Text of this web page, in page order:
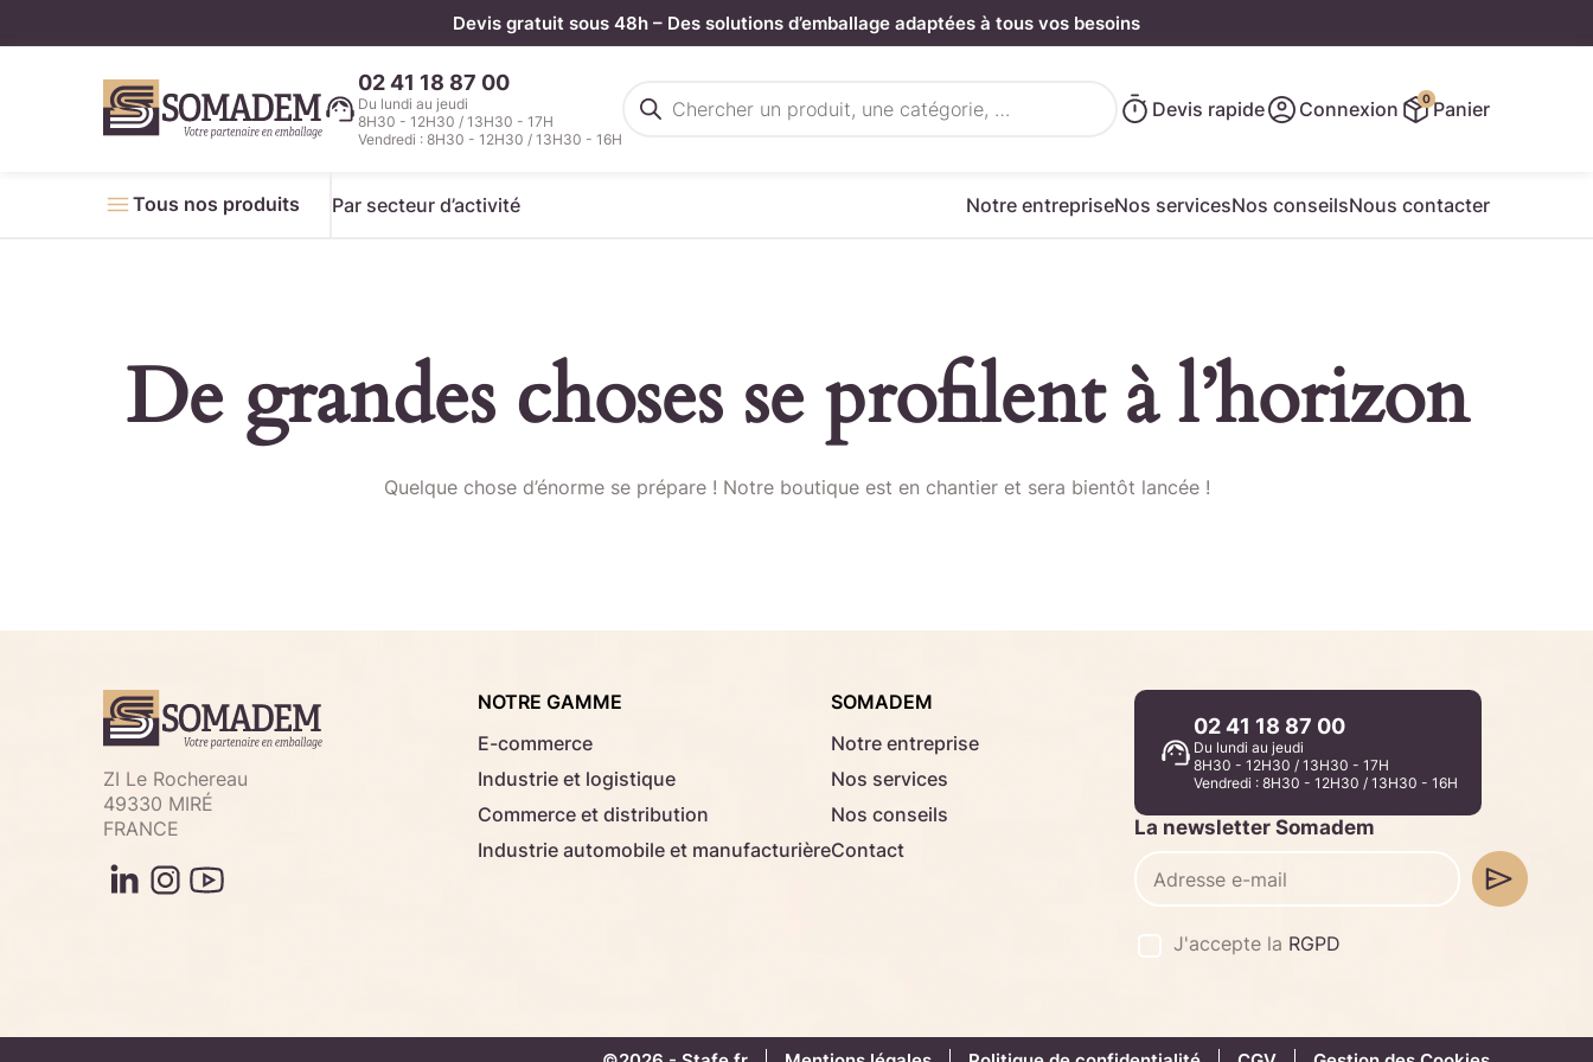
Devis gratuit sous 48h – Des solutions d’emballage adaptées à tous vos besoins
02 41 18 87 00
Du lundi au jeudi
8H30 - 12H30 / 13H30 - 17H
Vendredi : 8H30 - 12H30 / 13H30 - 16H
de
Devis rapide Connexion 0Panier
Tous nos produits Par secteur d’activité Notre entrepriseNos servicesNos conseilsNous contacter
De grandes choses se profilent à l’horizon
Quelque chose d’énorme se prépare ! Notre boutique est en chantier et sera bientôt lancée !
Télécharger
ZI Le Rochereau
49330 MIRÉ
FRANCE
NOTRE GAMME
E-commerce
Industrie et logistique
Commerce et distribution
Industrie automobile et manufacturière
SOMADEM
Notre entreprise
Nos services
Nos conseils
Contact
02 41 18 87 00
Du lundi au jeudi
8H30 - 12H30 / 13H30 - 17H
Vendredi : 8H30 - 12H30 / 13H30 - 16H
La newsletter Somadem
J'accepte la RGPD